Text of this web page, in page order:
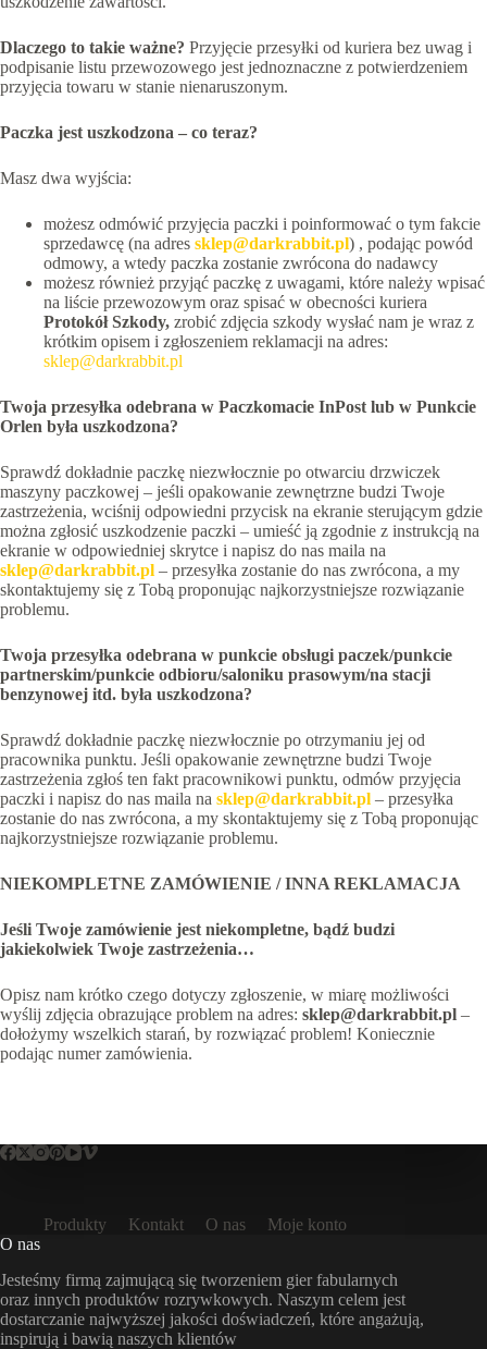
Dlaczego to takie ważne? Przyjęcie przesyłki od kuriera bez uwag i
podpisanie listu przewozowego jest jednoznaczne z potwierdzeniem
przyjęcia towaru w stanie nienaruszonym.
Paczka jest uszkodzona – co teraz?
Masz dwa wyjścia:
możesz odmówić przyjęcia paczki i poinformować o tym fakcie
sprzedawcę (na adres sklep@darkrabbit.pl) , podając powód
odmowy, a wtedy paczka zostanie zwrócona do nadawcy
możesz również przyjąć paczkę z uwagami, które należy wpisać
na liście przewozowym oraz spisać w obecności kuriera
Protokół Szkody, zrobić zdjęcia szkody wysłać nam je wraz z
krótkim opisem i zgłoszeniem reklamacji na adres:
sklep@darkrabbit.pl
Twoja przesyłka odebrana w Paczkomacie InPost lub w Punkcie
Orlen była uszkodzona?
Sprawdź dokładnie paczkę niezwłocznie po otwarciu drzwiczek
maszyny paczkowej – jeśli opakowanie zewnętrzne budzi Twoje
zastrzeżenia, wciśnij odpowiedni przycisk na ekranie sterującym gdzie
można zgłosić uszkodzenie paczki – umieść ją zgodnie z instrukcją na
ekranie w odpowiedniej skrytce i napisz do nas maila na
sklep@darkrabbit.pl – przesyłka zostanie do nas zwrócona, a my
skontaktujemy się z Tobą proponując najkorzystniejsze rozwiązanie
problemu.
Twoja przesyłka odebrana w punkcie obsługi paczek/punkcie
partnerskim/punkcie odbioru/saloniku prasowym/na stacji
benzynowej itd. była uszkodzona?
Sprawdź dokładnie paczkę niezwłocznie po otrzymaniu jej od
pracownika punktu. Jeśli opakowanie zewnętrzne budzi Twoje
zastrzeżenia zgłoś ten fakt pracownikowi punktu, odmów przyjęcia
paczki i napisz do nas maila na sklep@darkrabbit.pl – przesyłka
zostanie do nas zwrócona, a my skontaktujemy się z Tobą proponując
najkorzystniejsze rozwiązanie problemu.
NIEKOMPLETNE ZAMÓWIENIE / INNA REKLAMACJA
Jeśli Twoje zamówienie jest niekompletne, bądź budzi
jakiekolwiek Twoje zastrzeżenia…
Opisz nam krótko czego dotyczy zgłoszenie, w miarę możliwości
wyślij zdjęcia obrazujące problem na adres: sklep@darkrabbit.pl –
dołożymy wszelkich starań, by rozwiązać problem! Koniecznie
podając numer zamówienia.
Produkty Kontakt O nas
Moje konto
O nas
Jesteśmy firmą zajmującą się tworzeniem gier fabularnych
oraz innych produktów rozrywkowych. Naszym celem jest
dostarczanie najwyższej jakości doświadczeń, które angażują,
inspirują i bawią naszych klientów